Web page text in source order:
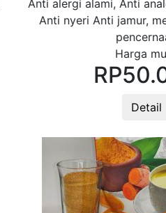
Anti alergi alami, Anti
Anti nyeri Anti jamur,
Harga
RP
Detail